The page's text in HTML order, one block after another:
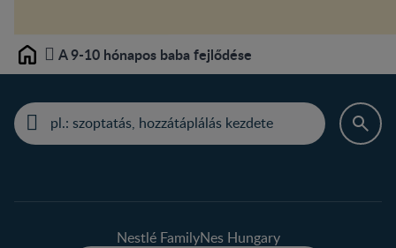
Home A 9-10 hónapos baba fejlődése
Nestlé FamilyNes Hungary